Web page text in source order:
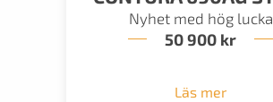
Nyhet med hög lucka
50 900 kr
Läs mer